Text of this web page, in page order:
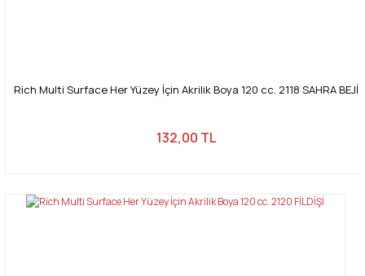
Rich Multi Surface Her Yüzey İçin Akrilik Boya 120 cc. 2118 SAHRA BEJİ
132,00 TL